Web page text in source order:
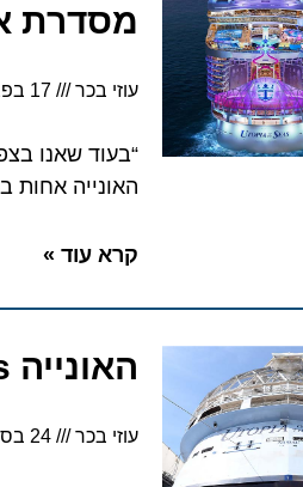
מסדרת
עוזי בכר 17 בפברואר 2024
האונייה אחות ב-2028”, אמר ג’ייסון ליברטי, נשיא ומנכ”ל הקבוצה
קרא עוד »
האונייה Utopia of the Seas: טבילת המים הראשונה
עוזי בכר 24 בספטמבר 2023